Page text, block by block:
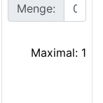
Menge:
Maximal: 1